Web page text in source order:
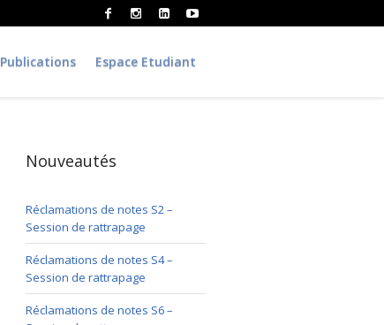
Publications Espace Etudiant
Nouveautés
Réclamations de notes S2 –
Session de rattrapage
Réclamations de notes S4 –
Session de rattrapage
Réclamations de notes S6 –